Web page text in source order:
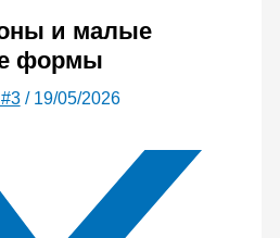
и малые
формы
/ 19/05/2026